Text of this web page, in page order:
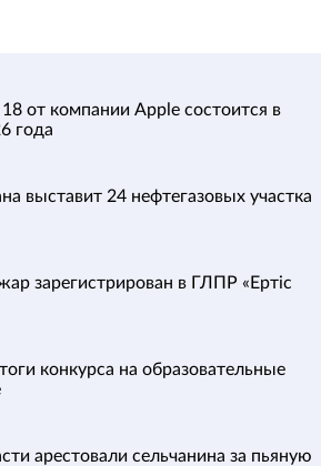
от компании Apple состоится в
года
выставит 24 нефтегазовых участка
зарегистрирован в ГЛПР «Ертіс
конкурса на образовательные
арестовали сельчанина за пьяную